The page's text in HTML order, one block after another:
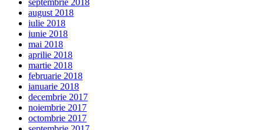
septembrie 2018
august 2018
iulie 2018
iunie 2018
mai 2018
aprilie 2018
martie 2018
februarie 2018
ianuarie 2018
decembrie 2017
noiembrie 2017
octombrie 2017